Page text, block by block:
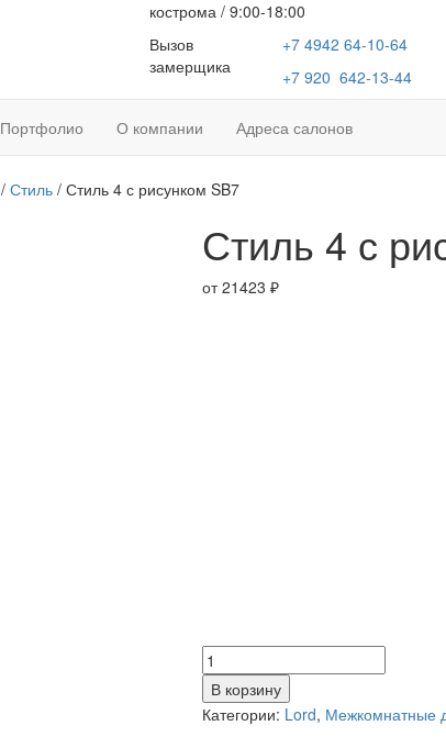
кострома / 9:00-18:00
Вызов
замерщика
+7 494264-10-64
+7920 642-13-44
Портфолио О компании Адреса салонов
/ Стиль/ Стиль 4 с рисунком SB7
Стиль 4 с
от21423₽
Количество
товара
Стиль
4
В корзину
Категории: Lord, Межкомнатные